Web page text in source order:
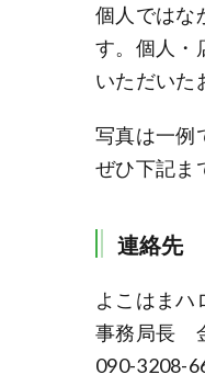
個人ではな
す。個人・
いただいた
写真は一例
ぜひ下記ま
連絡先
よこはまハ
事務局長
090-3208-